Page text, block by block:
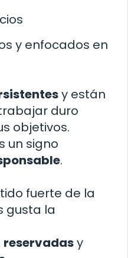
y enfocados en
y están
duro
objetivos.
un signo
.
fuerte de la
gusta la
reservadasy